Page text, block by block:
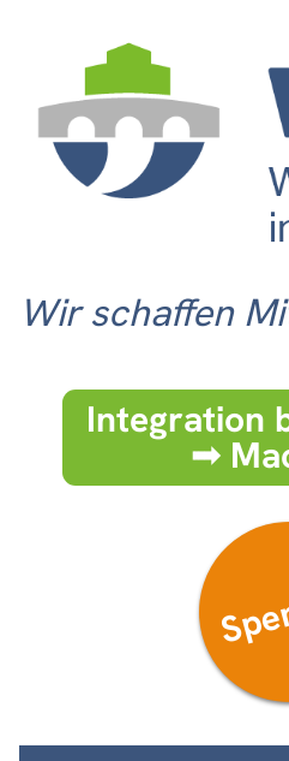
Wir schaffen
Integration
➟